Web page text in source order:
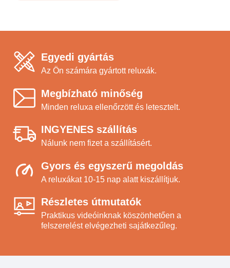
Egyedi gyártás
Az Ön számára gyártott reluxák.
Megbízható minőség
Minden reluxa ellenőrzött és letesztelt.
INGYENES szállítás
Nálunk nem fizet a szállításért.
Gyors és egyszerű megoldás
A reluxákat 10-15 nap alatt kiszállítjuk.
Részletes útmutatók
Praktikus videóinknak köszönhetően a
felszerelést elvégezheti sajátkezűleg.